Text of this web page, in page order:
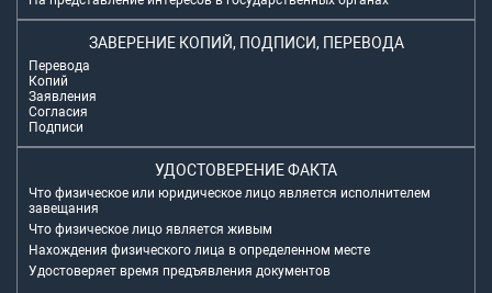
ЗАВЕРЕНИЕ КОПИЙ, ПОДПИСИ, ПЕРЕВОДА
Перевода
Копий
Заявления
Согласия
Подписи
УДОСТОВЕРЕНИЕ ФАКТА
Что физическое или юридическое лицо является исполнителем
завещания
Что физическое лицо является живым
Нахождения физического лица в определенном месте
Удостоверяет время предъявления документов